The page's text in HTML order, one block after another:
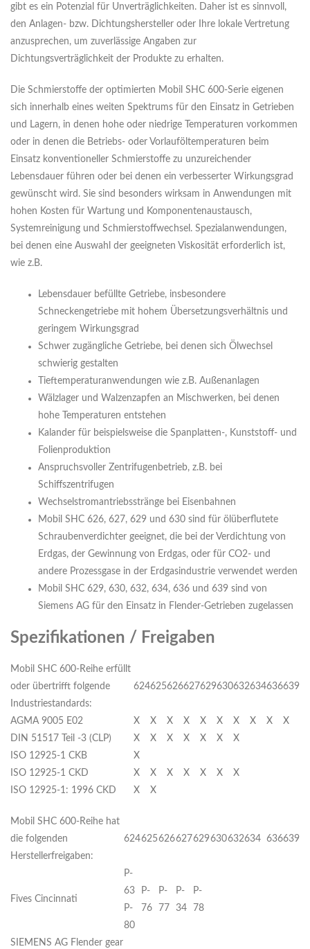
gibt es ein Potenzial für Unverträglichkeiten. Daher ist es sinnvoll,
den Anlagen- bzw. Dichtungshersteller oder Ihre lokale Vertretung
anzusprechen, um zuverlässige Angaben zur
Dichtungsverträglichkeit der Produkte zu erhalten.
Die Schmierstoffe der optimierten Mobil SHC 600-Serie eigenen
sich innerhalb eines weiten Spektrums für den Einsatz in Getrieben
und Lagern, in denen hohe oder niedrige Temperaturen vorkommen
oder in denen die Betriebs- oder Vorlauföltemperaturen beim
Einsatz konventioneller Schmierstoffe zu unzureichender
Lebensdauer führen oder bei denen ein verbesserter Wirkungsgrad
gewünscht wird. Sie sind besonders wirksam in Anwendungen mit
hohen Kosten für Wartung und Komponentenaustausch,
Systemreinigung und Schmierstoffwechsel. Spezialanwendungen,
bei denen eine Auswahl der geeigneten Viskosität erforderlich ist,
wie z.B.
Lebensdauer befüllte Getriebe, insbesondere
Schneckengetriebe mit hohem Übersetzungsverhältnis und
geringem Wirkungsgrad
Schwer zugängliche Getriebe, bei denen sich Ölwechsel
schwierig gestalten
Tieftemperaturanwendungen wie z.B. Außenanlagen
Wälzlager und Walzenzapfen an Mischwerken, bei denen
hohe Temperaturen entstehen
Kalander für beispielsweise die Spanplatten-, Kunststoff- und
Folienproduktion
Anspruchsvoller Zentrifugenbetrieb, z.B. bei
Schiffszentrifugen
Wechselstromantriebsstränge bei Eisenbahnen
Mobil SHC 626, 627, 629 und 630 sind für ölüberflutete
Schraubenverdichter geeignet, die bei der Verdichtung von
Erdgas, der Gewinnung von Erdgas, oder für CO2- und
andere Prozessgase in der Erdgasindustrie verwendet werden
Mobil SHC 629, 630, 632, 634, 636 und 639 sind von
Siemens AG für den Einsatz in Flender-Getrieben zugelassen
Spezifikationen / Freigaben
Mobil SHC 600-Reihe erfüllt
oder übertrifft folgende
Industriestandards:
624625626627629630632634636639
AGMA 9005 E02 X X X X X X X X X
X
DIN 51517 Teil -3 (CLP)
X X X X X X
X
ISO 12925-1 CKB
X
ISO 12925-1 CKD
X X X X X X
X
ISO 12925-1: 1996 CKD
X X
Mobil SHC 600-Reihe hat
die folgenden
Herstellerfreigaben:
624625626627629630632634 636639
Fives Cincinnati
P-
63
P-
80
P-
76
P-
77
P-
34
P-
78
SIEMENS AG Flender gear